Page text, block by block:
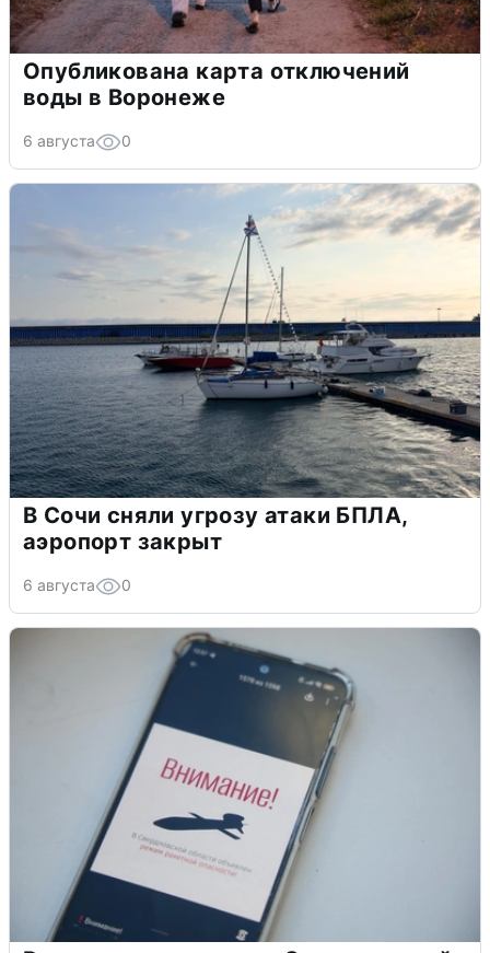
Опубликована карта отключений
воды в Воронеже
6 августа 0
В Сочи сняли угрозу атаки БПЛА,
аэропорт закрыт
6 августа 0